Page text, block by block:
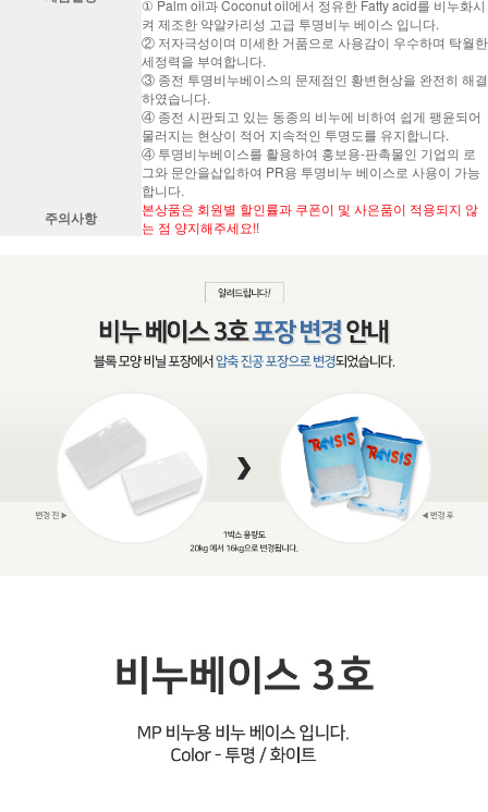
① Palm oil과 Coconut oil에서 정유한 Fatty acid를 비누화시
켜 제조한 약알카리성 고급 투명비누 베이스 입니다.
② 저자극성이며 미세한 거품으로 사용감이 우수하며 탁월한
세정력을 부여합니다.
③ 종전 투명비누베이스의 문제점인 황변현상을 완전히 해결
하였습니다.
④ 종전 시판되고 있는 동종의 비누에 비하여 쉽게 팽윤되어
물러지는 현상이 적어 지속적인 투명도를 유지합니다.
④ 투명비누베이스를 활용하여 홍보용-판촉물인 기업의 로
그와 문안을삽입하여 PR용 투명비누 베이스로 사용이 가능
합니다.
주의사항
본상품은 회원별 할인률과 쿠폰이 및 사은품이 적용되지 않
는 점 양지해주세요!!